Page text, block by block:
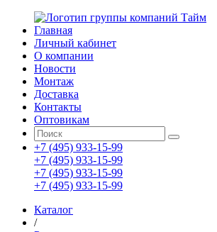
Главная
Личный кабинет
О компании
Новости
Монтаж
Доставка
Контакты
Оптовикам
+7 (495) 933-15-99
+7 (495) 933-15-99
+7 (495) 933-15-99
+7 (495) 933-15-99
Каталог
/